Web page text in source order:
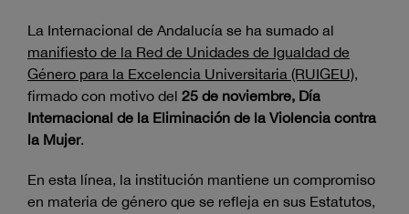
La Internacional de Andalucía se ha sumado al
manifiesto de la Red de Unidades de Igualdad de
Género para la Excelencia Universitaria (RUIGEU),
firmado con motivo del 25 de noviembre, Día
Internacional de la Eliminación de la Violencia contra
la Mujer.
En esta línea, la institución mantiene un compromiso
en materia de género que se refleja en sus Estatutos,